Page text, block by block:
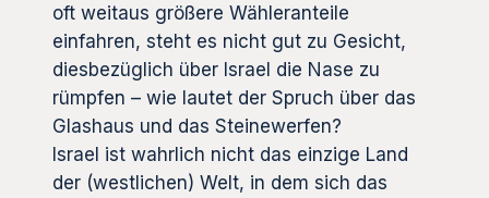
oft weitaus größere Wähleranteile
einfahren, steht es nicht gut zu Gesicht,
diesbezüglich über Israel die Nase zu
rümpfen – wie lautet der Spruch über das
Glashaus und das Steinewerfen?
Israel ist wahrlich nicht das einzige Land
der (westlichen) Welt, in dem sich das